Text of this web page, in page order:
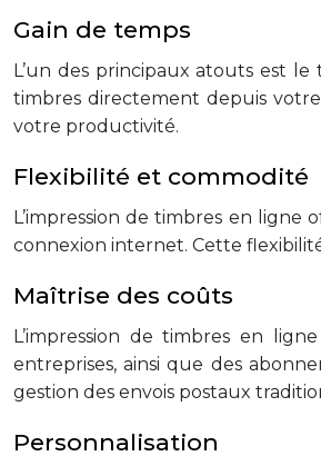
Gain de temps
L’un des principaux atouts est
timbres directement depuis
votre productivité.
Flexibilité et commodité
L’impression de timbres en
connexion internet. Cette
Maîtrise des coûts
L’impression de timbres en
entreprises, ainsi que des
gestion des envois postaux
Personnalisation